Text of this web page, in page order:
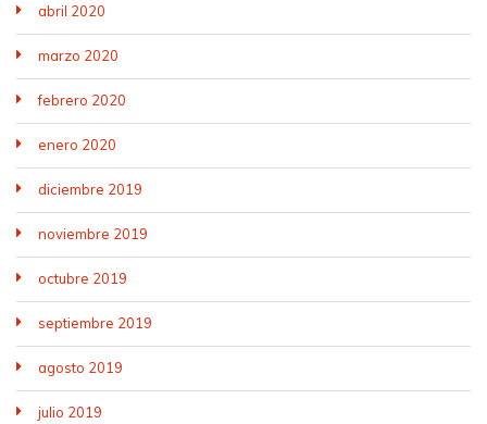
abril 2020
marzo 2020
febrero 2020
enero 2020
diciembre 2019
noviembre 2019
octubre 2019
septiembre 2019
agosto 2019
julio 2019